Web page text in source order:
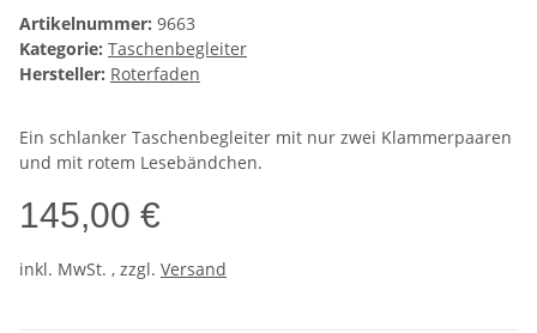
Artikelnummer: 9663
Kategorie: Taschenbegleiter
Hersteller: Roterfaden
Ein schlanker Taschenbegleiter mit nur zwei Klammerpaaren
und mit rotem Lesebändchen.
145,00 €
inkl. MwSt. , zzgl. Versand